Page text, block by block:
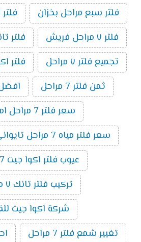
فلتر سبع مراحل بخزان
فلتر
فلتر ٧ مراحل فريش
فلتر تانك 7
تجميع فلتر ٧ مراحل
فلتر
ثمن فلتر 7 مراحل
افضل
سعر فلتر 7 مراحل امريكى
سعر فلتر مياه 7 مراحل تايوانى امريكي 2019
عيوب فلتر اكوا جيت 7 مراحل
تركيب فلتر تانك ٧ مراحل
شركة اكوا جيت
تغيير شمع فلتر 7 مراحل